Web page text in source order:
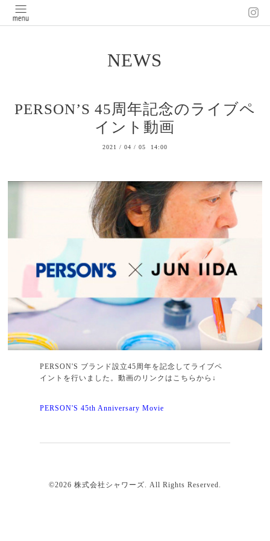
NEWS
PERSON’S 45周年記念のライブペ
イント動画
2021 / 04 / 05 14:00
PERSON'S ブランド設立45周年を記念してライブペ
イントを行いました。動画のリンクはこちらから↓
PERSON'S 45th Anniversary Movie
©2026 株式会社シャワーズ . All Rights Reserved.